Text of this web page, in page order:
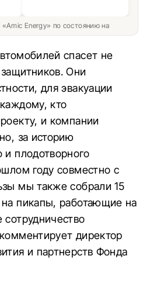
Energy» по состоянию на
спасет не
Они
для эвакуации
кто
и компании
за историю
и плодотворного
году совместно с
мы также собрали 15
пикапы, работающие на
директор
и партнерств Фонда